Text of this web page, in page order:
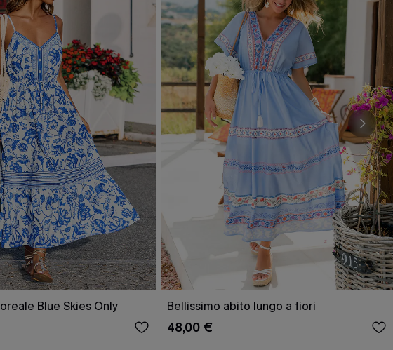
Blue Skies Only Bellissimo abito lungo a fiori
48,00 €